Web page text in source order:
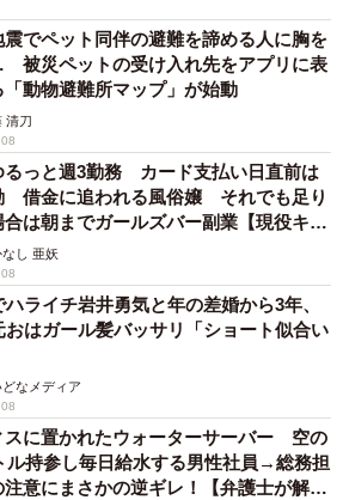
震でペット同伴の避難を諦める人に胸を
被災ペットの受け入れ先をアプリに表
「動物避難所マップ」が始動
清刀
るっと週3勤務 カード支払い日直前は
借金に追われる風俗嬢 それでも足り
合は朝までガールズバー副業【現役キャ
材】
なし 亜妖
ハライチ岩井勇気と年の差婚から3年、
おはガール髪バッサリ「ショート似合い
どなメディア
スに置かれたウォーターサーバー 空の
ル持参し毎日給水する男性社員→総務担
注意にまさかの逆ギレ！【弁護士が解